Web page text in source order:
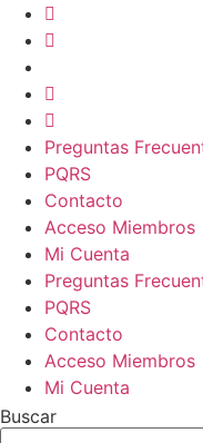
contenido
Preguntas
PQRS
Contacto
Acceso Miembros
Mi Cuenta
Preguntas
PQRS
Contacto
Acceso Miembros
Mi Cuenta
Buscar